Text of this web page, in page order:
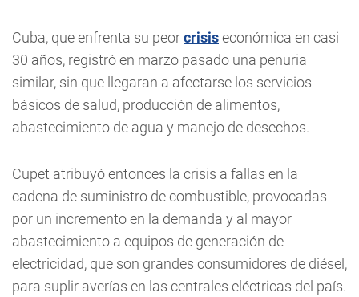
Cuba, que enfrenta su peorcrisiseconómica en casi
30 años, registró en marzo pasado una penuria
similar, sin que llegaran a afectarse los servicios
básicos de salud, producción de alimentos,
abastecimiento de agua y manejo de desechos.
Cupet atribuyó entonces la crisis a fallas en la
cadena de suministro de combustible, provocadas
por un incremento en la demanda y al mayor
abastecimiento a equipos de generación de
electricidad, que son grandes consumidores de diésel,
para suplir averías en las centrales eléctricas del país.